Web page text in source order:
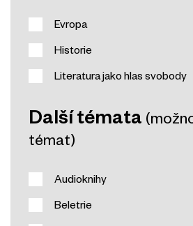
Evropa
Historie
Literatura jako hlas svobody
Další témata
témat)
Audioknihy
Beletrie